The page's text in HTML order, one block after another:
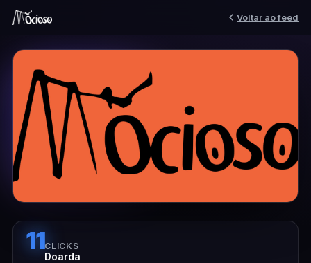
Voltar ao feed
11CLICKS
Doarda